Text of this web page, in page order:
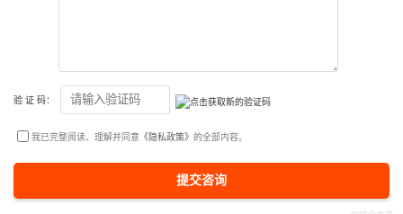
验 证 码：
我已完整阅读、理解并同意 《隐私政策》 的全部内容。
提交咨询